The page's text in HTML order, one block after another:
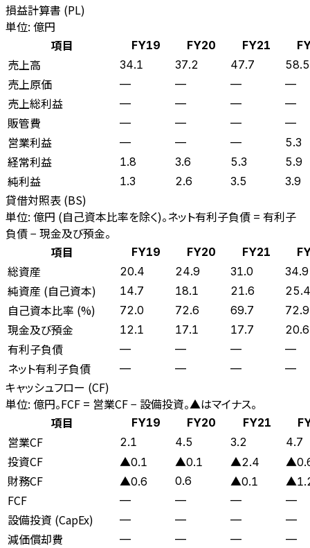
損益計算書 (PL)
単位: 億円
項目
FY19 FY20 FY21
売上高 34.1 37.2 47.7 58.5
売上原価 — — — —
売上総利益 — — — —
販管費 — — — —
営業利益 — — — 5.3
経常利益 1.8 3.6 5.3 5.9
純利益 1.3 2.6 3.5 3.9
貸借対照表 (BS)
単位: 億円 (自己資本比率を除く)。ネット有利子負債 = 有利子
負債 − 現金及び預金。
項目
FY19 FY20 FY21
総資産 20.4 24.9 31.0 34.9
純資産 (自己資本) 14.7 18.1 21.6 25.4
自己資本比率 (%) 72.0 72.6 69.7 72.9
現金及び預金 12.1 17.1 17.7 20.6
有利子負債 — — — —
ネット有利子負債 — — — —
キャッシュフロー (CF)
単位: 億円。FCF = 営業CF − 設備投資。▲はマイナス。
項目
FY19 FY20 FY21
営業CF 2.1 4.5 3.2 4.7
投資CF ▲0.1 ▲0.1 ▲2.4
財務CF ▲0.6 0.6 ▲0.1
FCF — — — —
設備投資 (CapEx) — — — —
減価償却費 — — — —